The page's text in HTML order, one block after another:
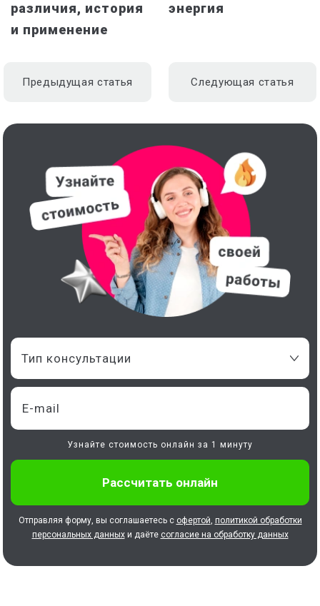
различия, история
и применение
Предыдущая статья
энергия
Следующая статья
Тип консультации
Узнайте стоимость онлайн за 1 минуту
Отправляя форму, вы соглашаетесь с офертой, политикой обработки
персональных данныхи даёте согласие на обработку данных